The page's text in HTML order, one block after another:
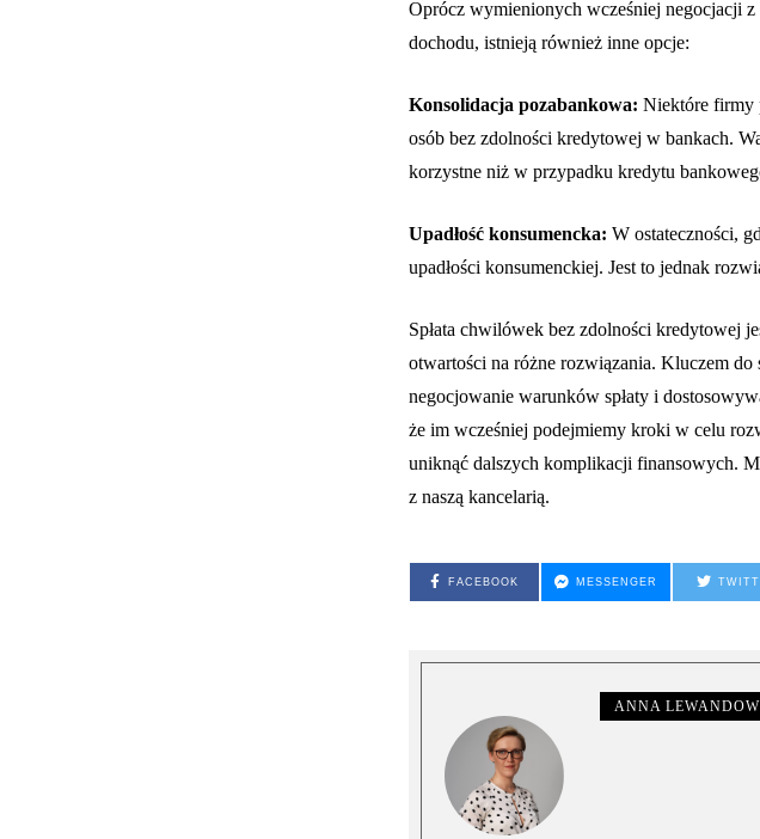
Oprócz wymienionych wcześniej negocjacji
dochodu, istnieją również inne opcje:
Konsolidacja pozabankowa: Niektóre firmy
osób bez zdolności kredytowej w bankach.
korzystne niż w przypadku kredytu
Upadłość konsumencka: W ostateczności,
upadłości konsumenckiej. Jest to jednak
Spłata chwilówek bez zdolności kredytowej
otwartości na różne rozwiązania. Kluczem
negocjowanie warunków spłaty i
że im wcześniej podejmiemy kroki w celu
uniknąć dalszych komplikacji finansowych.
z naszą kancelarią.
FACEBOOK MESSENGER
ANNA